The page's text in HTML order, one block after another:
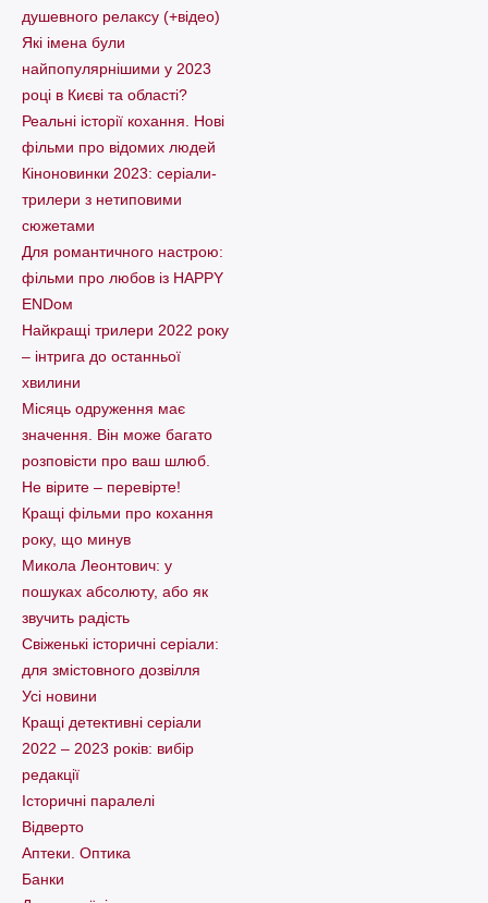
душевного релаксу (+відео)
Які імена були
найпопулярнішими у 2023
році в Києві та області?
Реальні історії кохання. Нові
фільми про відомих людей
Кіноновинки 2023: серіали-
трилери з нетиповими
сюжетами
Для романтичного настрою:
фільми про любов із HAPPY
ENDом
Найкращі трилери 2022 року
– інтрига до останньої
хвилини
Місяць одруження має
значення. Він може багато
розповісти про ваш шлюб.
Не вірите – перевірте!
Кращі фільми про кохання
року, що минув
Микола Леонтович: у
пошуках абсолюту, або як
звучить радість
Свіженькі історичні серіали:
для змістовного дозвілля
Усі новини
Кращі детективні серіали
2022 – 2023 років: вибір
редакції
Історичні паралелі
Відверто
Аптеки. Оптика
Банки